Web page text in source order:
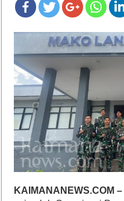
KAIMANANEWS.COM –